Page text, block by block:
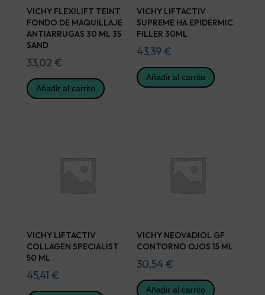
VICHY FLEXILIFT TEINT
FONDO DE MAQUILLAJE
ANTIARRUGAS 30 ML 35
SAND
33,02 €
Añadir al carrito
VICHY LIFTACTIV
SUPREME HA EPIDERMIC
FILLER 30ML
43,39 €
Añadir al carrito
VICHY LIFTACTIV
COLLAGEN SPECIALIST
50 ML
45,41 €
VICHY NEOVADIOL GF
CONTORNO OJOS 15 ML
30,54 €
Añadir al carrito